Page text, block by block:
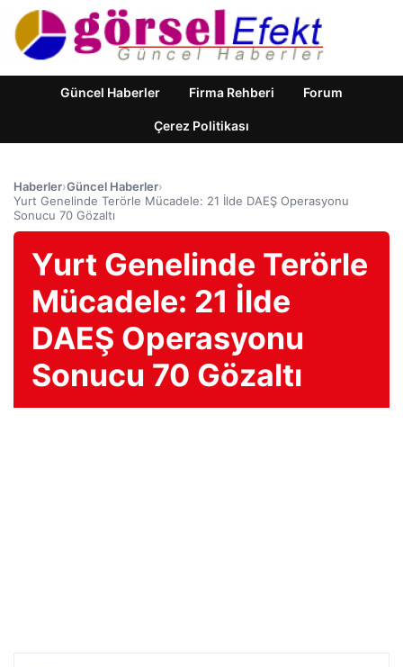
Güncel Haberler Firma Rehberi Forum
Çerez Politikası
Haberler›Güncel Haberler›
Yurt Genelinde Terörle Mücadele: 21 İlde DAEŞ Operasyonu
Sonucu 70 Gözaltı
Yurt Genelinde Terörle
Mücadele: 21 İlde
DAEŞ Operasyonu
Sonucu 70 Gözaltı